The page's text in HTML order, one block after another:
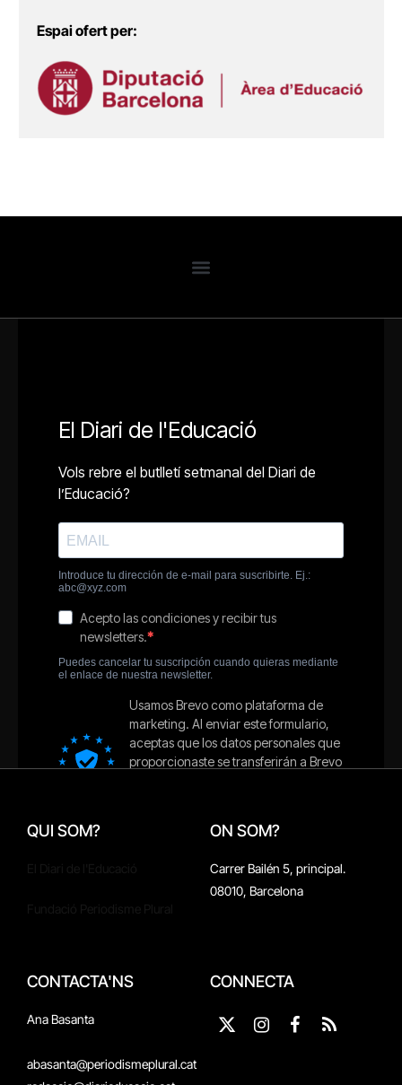
Espai ofert per:
QUI SOM? ON SOM?
Carrer Bailén 5, principal.
08010, Barcelona
CONTACTA'NS
Ana Basanta
abasanta@periodismeplural.cat
CONNECTA
X
InstagramFacebook
RSS